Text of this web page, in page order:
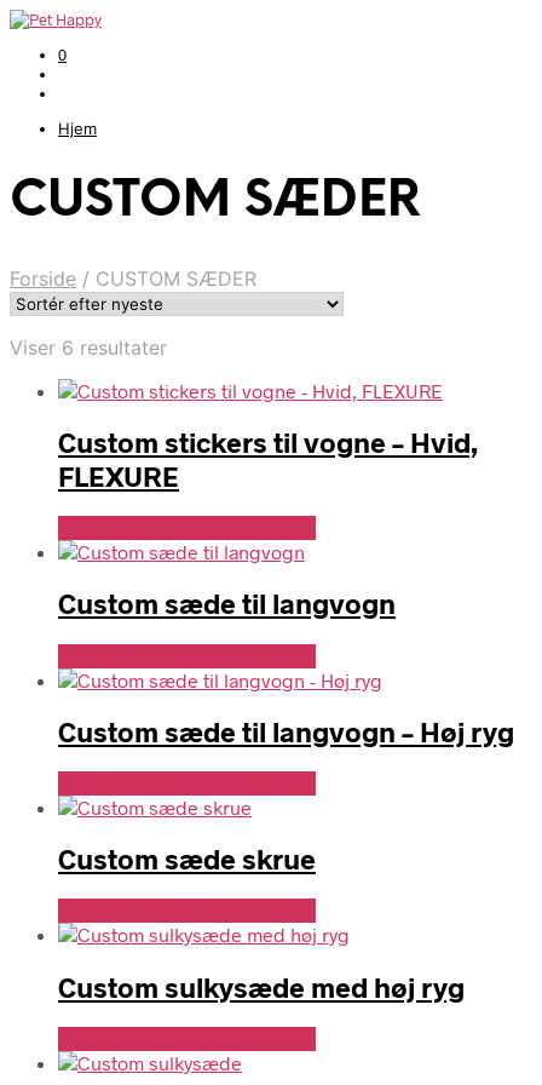
0
Hjem
CUSTOM SÆDER
Forside / CUSTOM SÆDER
Viser 6 resultaterSorteret
seneste
Custom stickers til vogne – Hvid,
FLEXURE
Custom sæde til langvogn
Custom sæde til langvogn – Høj ryg
Custom sæde skrue
Custom sulkysæde med høj ryg